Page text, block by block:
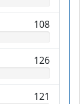
108
126
121